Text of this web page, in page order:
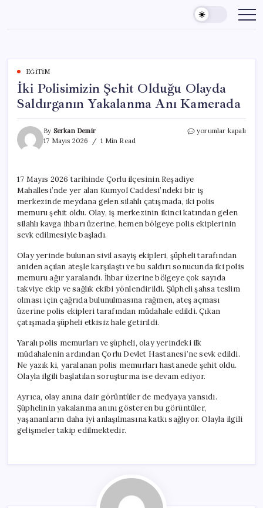
content
EĞITIM
İki Polisimizin Şehit Olduğu Olayda
Saldırganın Yakalanma Anı Kamerada
By Serkan Demir
17 Mayıs 2026
1 Min Read
İki
Yakalanma
Anı
Kamerada
için
yorumlar kapalı
17 Mayıs 2026 tarihinde Çorlu ilçesinin Reşadiye
Mahallesi’nde yer alan Kumyol Caddesi’ndeki bir iş
merkezinde meydana gelen silahlı çatışmada, iki polis
memuru şehit oldu. Olay, iş merkezinin ikinci katından gelen
silahlı kavga ihbarı üzerine, hemen bölgeye polis ekiplerinin
sevk edilmesiyle başladı.
Olay yerinde bulunan sivil asayiş ekipleri, şüpheli tarafından
aniden açılan ateşle karşılaştı ve bu saldırı sonucunda iki polis
memuru ağır yaralandı. İhbar üzerine bölgeye çok sayıda
takviye ekip ve sağlık ekibi yönlendirildi. Şüpheli şahsa teslim
olması için çağrıda bulunulmasına rağmen, ateş açması
üzerine polis ekipleri tarafından müdahale edildi. Çıkan
çatışmada şüpheli etkisiz hale getirildi.
Yaralı polis memurları ve şüpheli, olay yerindeki ilk
müdahalenin ardından Çorlu Devlet Hastanesi’ne sevk edildi.
Ne yazık ki, yaralanan polis memurları hastanede şehit oldu.
Olayla ilgili başlatılan soruşturma ise devam ediyor.
Ayrıca, olay anına dair görüntüler de medyaya yansıdı.
Şüphelinin yakalanma anını gösteren bu görüntüler,
yaşananların daha iyi anlaşılmasına katkı sağlıyor. Olayla ilgili
gelişmeler takip edilmektedir.